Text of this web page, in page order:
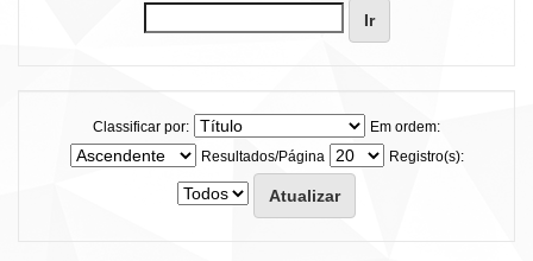
Classificar por:
Em ordem:
Resultados/Página
Registro(s):